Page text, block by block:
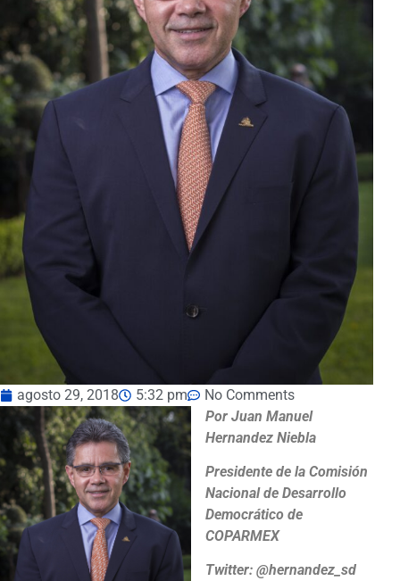
agosto 29, 2018 5:32 pm
No Comments
Por Juan Manuel
Hernandez Niebla
Presidente de la Comisión
Nacional de Desarrollo
Democrático de
COPARMEX
Twitter: @hernandez_sd